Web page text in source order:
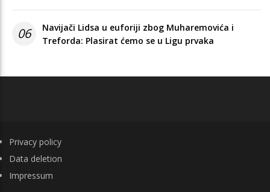
06
Navijači Lidsa u euforiji zbog Muharemovića i
Treforda: Plasirat ćemo se u Ligu prvaka
FOOTER
Privacy policy
Data deletion
Impressum